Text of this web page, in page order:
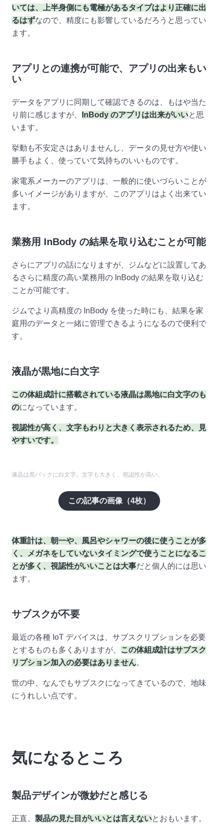
いては、上半身側にも電極があるタイプはより正確に出
るはずなので、精度にも影響しているだろうと思ってい
ます。
アプリとの連携が可能で、アプリの出来もい
い
データをアプリに同期して確認できるのは、もはや当た
り前に感じますが、
InBody のアプリは出来がいいと思
います。
挙動も不安定さはありませんし、データの見せ方や使い
勝手もよく、使っていて気持ちのいいものです。
家電系メーカーのアプリは、一般的に使いづらいことが
多いイメージがありますが、このアプリはよく出来てい
ます。
業務用 InBody の結果を取り込むことが可能
さらにアプリの話になりますが、ジムなどに設置してあ
るさらに精度の高い業務用の InBody の結果を取り込む
ことが可能です。
ジムでより高精度の InBody を使った時にも、結果を家
庭用のデータと一緒に管理できるようになるので便利で
す。
液晶が黒地に白文字
この体組成計に搭載されている液晶は黒地に白文字のも
のになっています。
視認性が高く、文字もわりと大きく表示されるため、見
やすいです。
液晶は黒バックに白文字。文字も大きく、視認性が高い。
この記事の画像（4枚）
体重計は、朝一や、風呂やシャワーの後に使うことが多
く、メガネをしていないタイミングで使うことになるこ
とが多く、視認性がいいことは大事だと個人的には思い
ます。
サブスクが不要
最近の各種 IoT デバイスは、サブスクリプションを必要
とするものも多くありますが、
この体組成計はサブスク
リプション加入の必要はありません。
世の中、なんでもサブスクになってきているので、地味
にうれしい点です。
気になるところ
製品デザインが微妙だと感じる
正直、 製品の見た目がいいとは言えないとおもいます。